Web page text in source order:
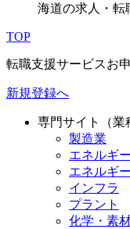
海道の求人・転
TOP
転職支援サービスお
新規登録へ
専門サイト（業
製造業
エネルギ
エネルギー
インフラ
プラント
化学・素